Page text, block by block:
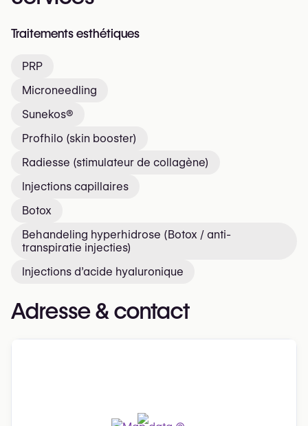
Traitements esthétiques
PRP
Microneedling
Sunekos®
Profhilo (skin booster)
Radiesse (stimulateur de collagène)
Injections capillaires
Botox
Behandeling hyperhidrose (Botox / anti-
transpiratie injecties)
Injections d’acide hyaluronique
Adresse & contact